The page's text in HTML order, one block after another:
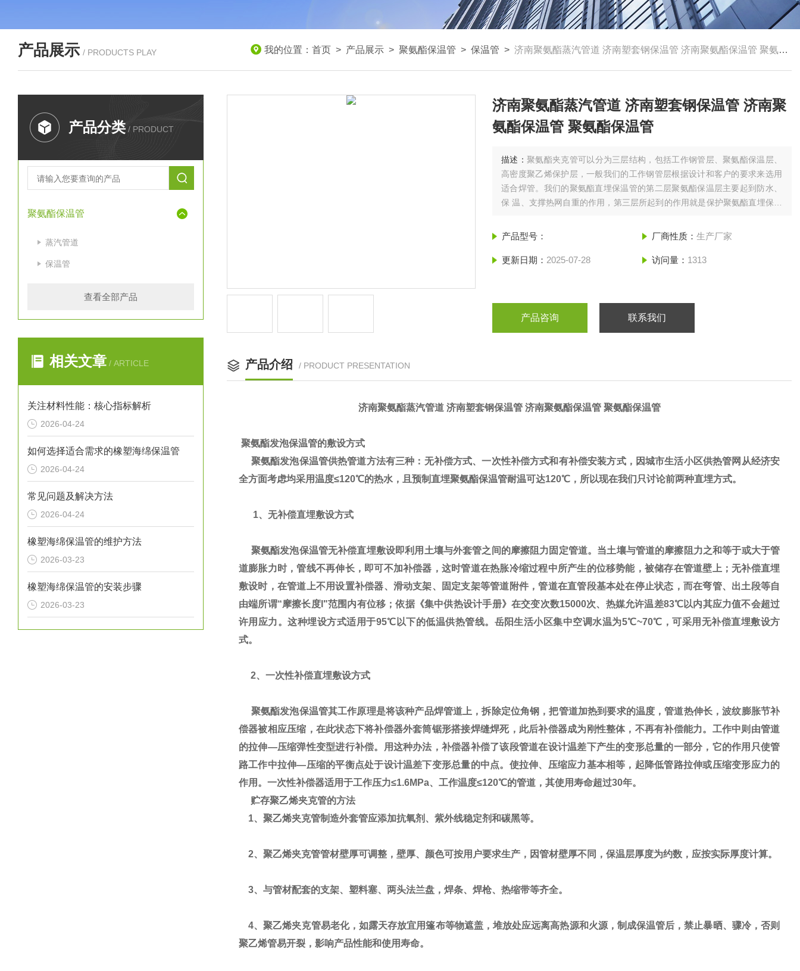
产品展示 / PRODUCTS PLAY 我的位置： 首页 > 产品展示 > 聚氨酯保温管 > 保温管 > 济南聚氨酯蒸汽管道 济南塑套钢保温管 济南聚氨酯保温管 聚氨酯保温管
产品分类 / PRODUCT
聚氨酯保温管
蒸汽管道
保温管
查看全部产品
相关文章 / ARTICLE
关注材料性能：核心指标解析
2026-04-24
如何选择适合需求的橡塑海绵保温管
2026-04-24
常见问题及解决方法
2026-04-24
橡塑海绵保温管的维护方法
2026-03-23
橡塑海绵保温管的安装步骤
2026-03-23
济南聚氨酯蒸汽管道 济南塑套钢保温管 济南聚
氨酯保温管 聚氨酯保温管
描述：聚氨酯夹克管可以分为三层结构，包括工作钢管层、聚氨酯保温层、
高密度聚乙烯保护层，一般我们的工作钢管层根据设计和客户的要求来选用
适合焊管。我们的聚氨酯直埋保温管的第二层聚氨酯保温层主要起到防水、
保 温、支撑热网自重的作用，第三层所起到的作用就是保护聚氨酯直埋保温
蒸汽管道 济南塑套钢保温管 济南聚氨酯保温管 聚氨酯保温管
产品型号： 厂商性质： 生产厂家
更新日期： 2025-07-28 访问量： 1313
产品咨询 联系我们
产品介绍 / PRODUCT PRESENTATION
济南聚氨酯蒸汽管道 济南塑套钢保温管 济南聚氨酯保温管 聚氨酯保温管
聚氨酯发泡保温管的敷设方式
聚氨酯发泡保温管供热管道方法有三种：无补偿方式、一次性补偿方式和有补偿安装方式，因城市生活小区供热管网从经济安
全方面考虑均采用温度≤120℃的热水，且预制直埋聚氨酯保温管耐温可达120℃，所以现在我们只讨论前两种直埋方式。
1、无补偿直埋敷设方式
聚氨酯发泡保温管无补偿直埋敷设即利用土壤与外套管之间的摩擦阻力固定管道。当土壤与管道的摩擦阻力之和等于或大于管
道膨胀力时，管线不再伸长，即可不加补偿器，这时管道在热胀冷缩过程中所产生的位移势能，被储存在管道壁上；无补偿直埋
敷设时，在管道上不用设置补偿器、滑动支架、固定支架等管道附件，管道在直管段基本处在停止状态，而在弯管、出土段等自
由端所谓“摩擦长度l"范围内有位移；依据《集中供热设计手册》在交变次数15000次、热媒允许温差83℃以内其应力值不会超过
许用应力。这种埋设方式适用于95℃以下的低温供热管线。岳阳生活小区集中空调水温为5℃~70℃，可采用无补偿直埋敷设方
式。
2、一次性补偿直埋敷设方式
聚氨酯发泡保温管其工作原理是将该种产品焊管道上，拆除定位角钢，把管道加热到要求的温度，管道热伸长，波纹膨胀节补
偿器被相应压缩，在此状态下将补偿器外套筒锯形搭接焊缝焊死，此后补偿器成为刚性整体，不再有补偿能力。工作中则由管道
的拉伸—压缩弹性变型进行补偿。用这种办法，补偿器补偿了该段管道在设计温差下产生的变形总量的一部分，它的作用只使管
路工作中拉伸—压缩的平衡点处于设计温差下变形总量的中点。使拉伸、压缩应力基本相等，起降低管路拉伸或压缩变形应力的
作用。一次性补偿器适用于工作压力≤1.6MPa、工作温度≤120℃的管道，其使用寿命超过30年。
贮存聚乙烯夹克管的方法
1、聚乙烯夹克管制造外套管应添加抗氧剂、紫外线稳定剂和碳黑等。
2、聚乙烯夹克管管材壁厚可调整，壁厚、颜色可按用户要求生产，因管材壁厚不同，保温层厚度为约数，应按实际厚度计算。
3、与管材配套的支架、塑料塞、两头法兰盘，焊条、焊枪、热缩带等齐全。
4、聚乙烯夹克管易老化，如露天存放宜用篷布等物遮盖，堆放处应远离高热源和火源，制成保温管后，禁止暴晒、骤冷，否则
聚乙烯管易开裂，影响产品性能和使用寿命。